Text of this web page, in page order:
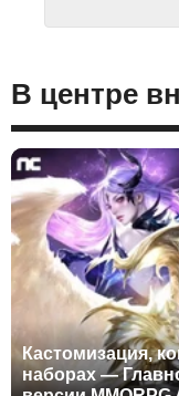
В центре
Кастомизация,
наборах —